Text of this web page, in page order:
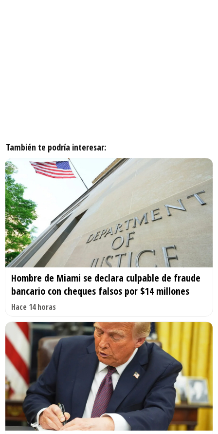
También te podría interesar:
Hombre de Miami se declara culpable de fraude
bancario con cheques falsos por $14 millones
Hace 14 horas